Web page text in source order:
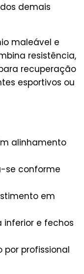
demais
maleável e
resistência,
recuperação
esportivos ou
alinhamento
se conforme
em
inferior e fechos
profissional